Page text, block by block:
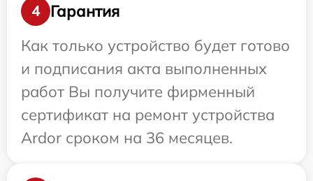
4
Гарантия
Как только устройство будет готово
и подписания акта выполненных
работ Вы получите фирменный
сертификат на ремонт устройства
Ardor сроком на 36 месяцев.